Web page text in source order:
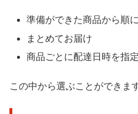
準備ができた商品から順
まとめてお届け
商品ごとに配達日時を指
この中から選ぶことができます